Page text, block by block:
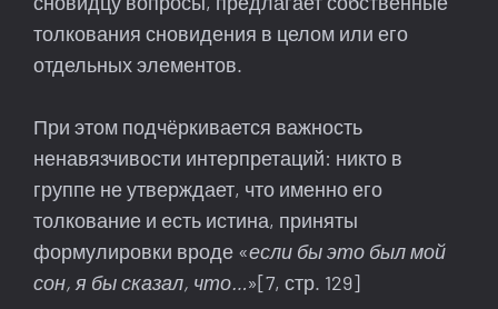
толкования сновидения в целом или его
отдельных элементов.
При этом подчёркивается важность
ненавязчивости интерпретаций: никто в
группе не утверждает, что именно его
толкование и есть истина, приняты
формулировки вроде «если бы это был мой
сон, я бы сказал, что…»[7, стр. 129]